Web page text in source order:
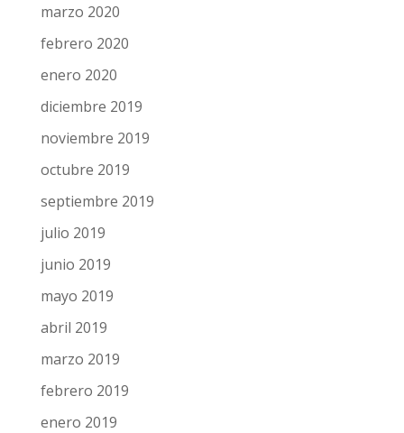
marzo 2020
febrero 2020
enero 2020
diciembre 2019
noviembre 2019
octubre 2019
septiembre 2019
julio 2019
junio 2019
mayo 2019
abril 2019
marzo 2019
febrero 2019
enero 2019